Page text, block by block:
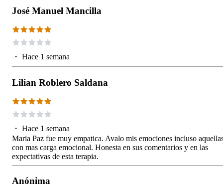
José Manuel Mancilla
・ Hace 1 semana
Lilian Roblero Saldana
・ Hace 1 semana
Maria Paz fue muy empatica. Avalo mis emociones incluso
con mas carga emocional. Honesta en sus comentarios y en las
expectativas de esta terapia.
Anónima